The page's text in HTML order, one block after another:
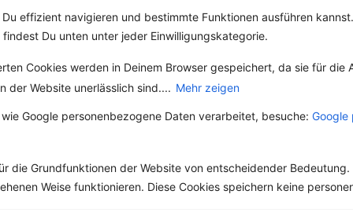
effizient navigieren und bestimmte Funktionen ausführen
Du unten unter jeder Einwilligungskategorie.
Cookies werden in Deinem Browser gespeichert, da sie für die
der Website unerlässlich sind.... Mehr zeigen
Google personenbezogene Daten verarbeitet, besuche: Google
die Grundfunktionen der Website von entscheidender Bedeutung.
Weise funktionieren. Diese Cookies speichern keine
Salatgurken – Mit
nur 12 Kalorien
sind sie wahre
Schlankmacher!
der beliebtesten
Deutschen stehen
Möhren die...
Kennst du die
Unterschiede
beim Balsamico
oder „Balsamico“ leitet
Wort „balsamum“ ab,
wohlriechende...